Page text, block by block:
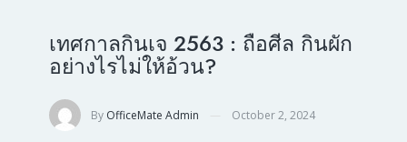
เทศกาลกินเจ 2563 : ถือศีล กินผัก
อย่างไรไม่ให้อ้วน?
By OfficeMate Admin October 2, 2024